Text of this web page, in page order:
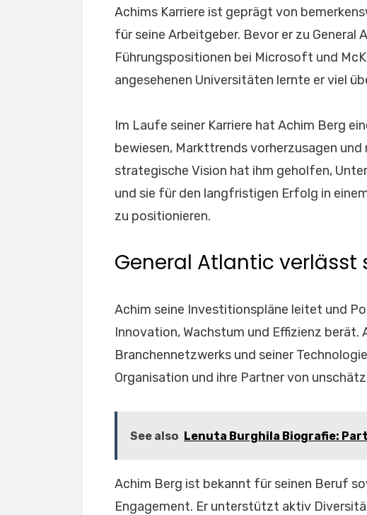
Achims Karriere ist geprägt von
für seine Arbeitgeber. Bevor er zu General
Führungspositionen bei Microsoft und
angesehenen Universitäten lernte er viel
Im Laufe seiner Karriere hat Achim Berg
bewiesen, Markttrends vorherzusagen und
strategische Vision hat ihm geholfen,
und sie für den langfristigen Erfolg in
zu positionieren.
General Atlantic verlässt
Achim seine Investitionspläne leitet und
Innovation, Wachstum und Effizienz
Branchennetzwerks und seiner
Organisation und ihre Partner von
See also Lenuta Burghila Biografie:
Achim Berg ist bekannt für seinen Beruf
Engagement. Er unterstützt aktiv